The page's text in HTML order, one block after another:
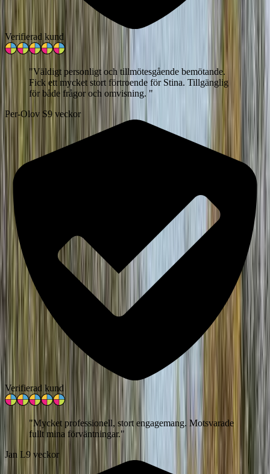
Verifierad kund
"Väldigt personligt och tillmötesgående bemötande.
Fick ett mycket stort förtroende för Stina. Tillgänglig
för både frågor och omvisning. "
Per-Olov S9 veckor
Verifierad kund
"Mycket professionell, stort engagemang. Motsvarade
fullt mina förväntningar."
Jan L9 veckor